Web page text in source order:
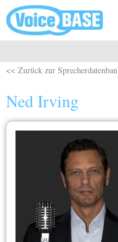
Direkt zum Inhalt
<< Zurück zur
Ned Irving